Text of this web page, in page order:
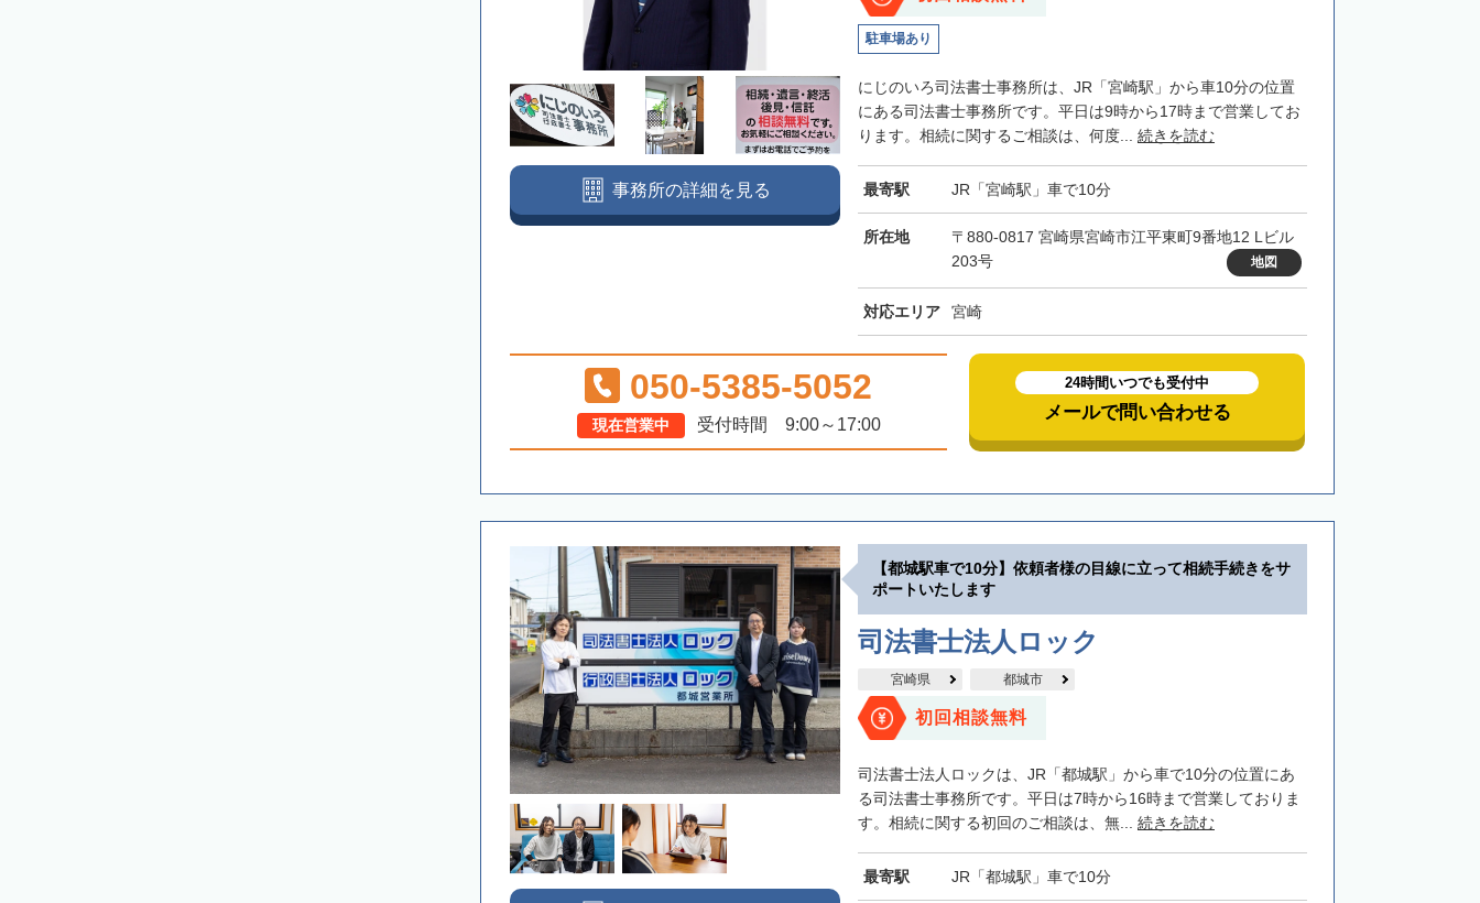
駐車場あり
にじのいろ司法書士事務所は、JR「宮崎駅」から車10分の位置
にある司法書士事務所です。平日は9時から17時まで営業してお
ります。相続に関するご相談は、何度... 続きを読む
最寄駅 JR「宮崎駅」車で10分
所在地
〒880-0817 宮崎県宮崎市江平東町9番地12 Lビル
203号
地図
対応エリア 宮崎
事務所の詳細を見る
050-5385-5052
現在営業中 受付時間 9:00～17:00
24時間いつでも受付中
メールで問い合わせる
【都城駅車で10分】依頼者様の目線に立って相続手続きをサ
ポートいたします
司法書士法人ロック
宮崎県 都城市
初回相談無料
司法書士法人ロックは、JR「都城駅」から車で10分の位置にあ
る司法書士事務所です。平日は7時から16時まで営業しておりま
す。相続に関する初回のご相談は、無... 続きを読む
最寄駅 JR「都城駅」車で10分